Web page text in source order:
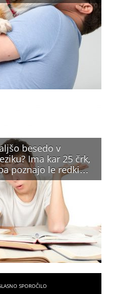
besedo v
Ima kar 25 črk,
poznajo le redki…